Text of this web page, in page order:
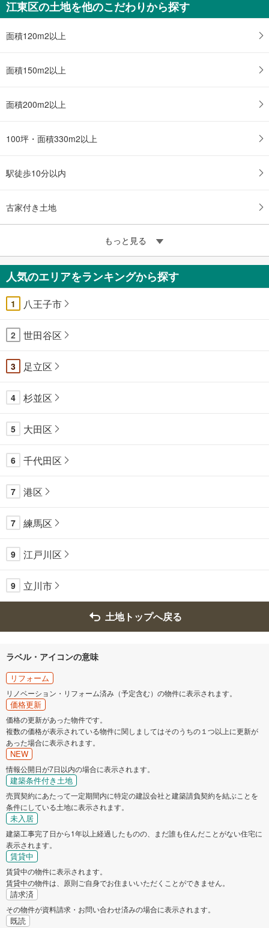
江東区の土地を他のこだわりから探す
面積120m2以上
面積150m2以上
面積200m2以上
100坪・面積330m2以上
駅徒歩10分以内
古家付き土地
もっと見る
人気のエリアをランキングから探す
1 八王子市
2 世田谷区
3 足立区
4 杉並区
5 大田区
6 千代田区
7 港区
7 練馬区
9 江戸川区
9 立川市
土地トップへ戻る
ラベル・アイコンの意味
リフォーム
リノベーション・リフォーム済み（予定含む）の物件に表示されます。
価格更新
価格の更新があった物件です。
複数の価格が表示されている物件に関しましてはそのうちの１つ以上に更新が
あった場合に表示されます。
NEW
情報公開日が7日以内の場合に表示されます。
建築条件付き土地
売買契約にあたって一定期間内に特定の建設会社と建築請負契約を結ぶことを
条件にしている土地に表示されます。
未入居
建築工事完了日から1年以上経過したものの、まだ誰も住んだことがない住宅に
表示されます。
賃貸中
賃貸中の物件に表示されます。
賃貸中の物件は、原則ご自身でお住まいいただくことができません。
請求済
その物件が資料請求・お問い合わせ済みの場合に表示されます。
既読